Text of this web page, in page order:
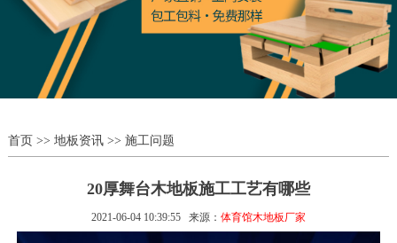
首页>> 地板资讯>> 施工问题
20厚舞台木地板施工工艺有哪些
2021-06-04 10:39:55 来源： 体育馆木地板厂家